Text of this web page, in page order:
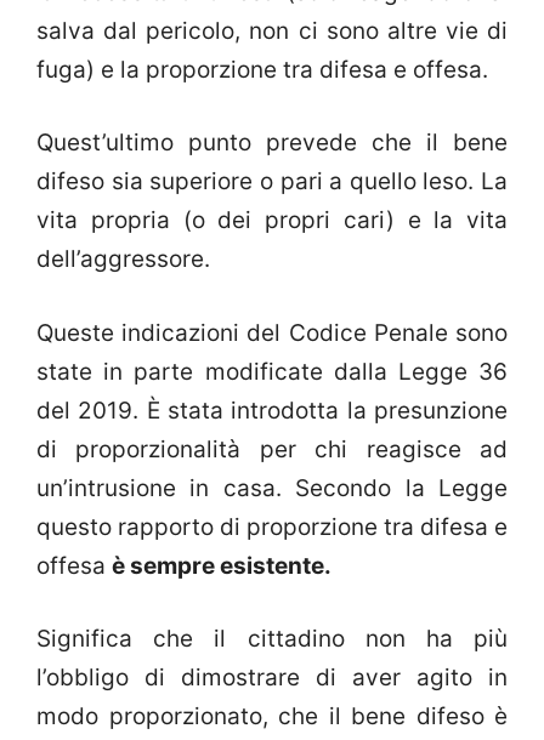
salva dal pericolo, non ci sono altre vie di
fuga) e la proporzione tra difesa e offesa.
Quest’ultimo punto prevede che il bene
difeso sia superiore o pari a quello leso. La
vita propria (o dei propri cari) e la vita
dell’aggressore.
Queste indicazioni del Codice Penale sono
state in parte modificate dalla Legge 36
del 2019. È stata introdotta la presunzione
di proporzionalità per chi reagisce ad
un’intrusione in casa. Secondo la Legge
questo rapporto di proporzione tra difesa e
offesa è sempre esistente.
Significa che il cittadino non ha più
l’obbligo di dimostrare di aver agito in
modo proporzionato, che il bene difeso è